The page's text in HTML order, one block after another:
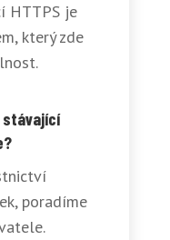
HTTPS je
který zde
stávající
poradíme